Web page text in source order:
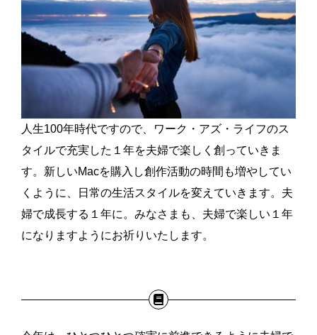
人生100年時代ですので、ワーク・アズ・ライフのス
タイルで充実した１年を夫婦で楽しく創っていきま
す。新しいMacを購入し創作活動の時間も増やしてい
くように、日常の生活スタイルを変えていきます。夫
婦で成長する１年に。みなさまも、夫婦で楽しい１年
になりますようにお祈りいたします。